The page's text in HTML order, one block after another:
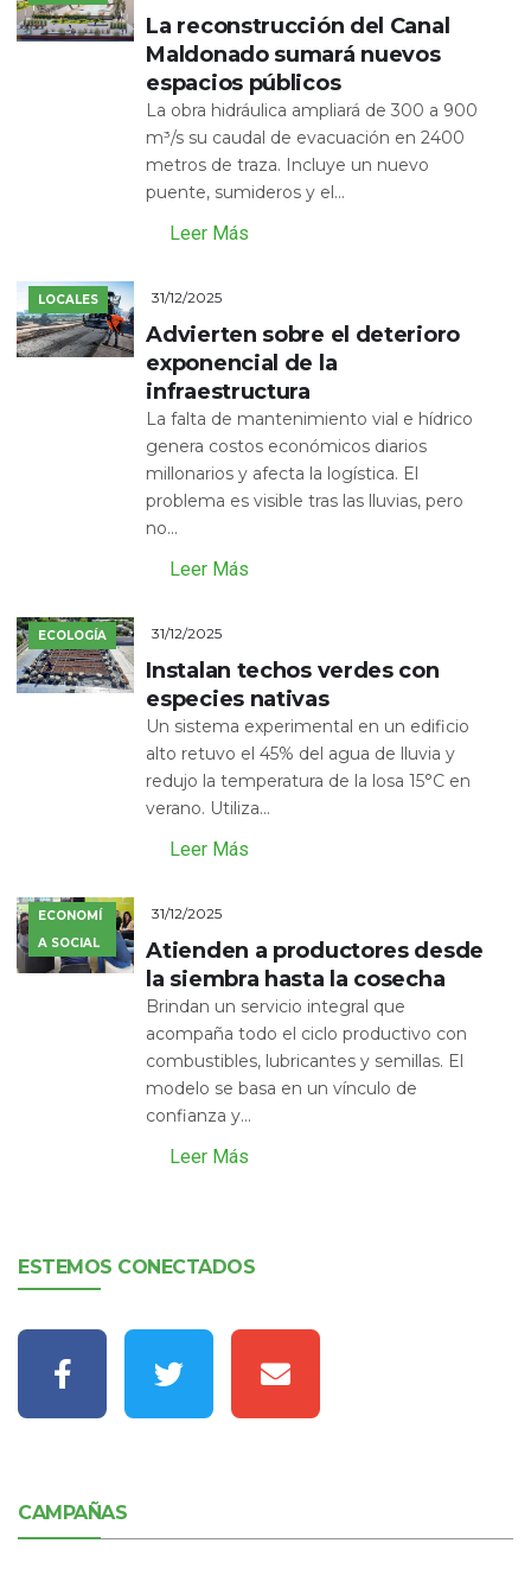
La reconstrucción del Canal
Maldonado sumará nuevos
espacios públicos
La obra hidráulica ampliará de 300 a 900
m³/s su caudal de evacuación en 2400
metros de traza. Incluye un nuevo
puente, sumideros y el...
Leer Más
LOCALES 31/12/2025
Advierten sobre el deterioro
exponencial de la
infraestructura
La falta de mantenimiento vial e hídrico
genera costos económicos diarios
millonarios y afecta la logística. El
problema es visible tras las lluvias, pero
no...
Leer Más
ECOLOGÍA 31/12/2025
Instalan techos verdes con
especies nativas
Un sistema experimental en un edificio
alto retuvo el 45% del agua de lluvia y
redujo la temperatura de la losa 15°C en
verano. Utiliza...
Leer Más
ECONOMÍ
A SOCIAL
31/12/2025
Atienden a productores desde
la siembra hasta la cosecha
Brindan un servicio integral que
acompaña todo el ciclo productivo con
combustibles, lubricantes y semillas. El
modelo se basa en un vínculo de
confianza y...
Leer Más
ESTEMOS CONECTADOS
CAMPAÑAS